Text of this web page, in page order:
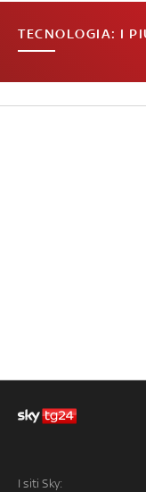
TECNOLOGIA: I
I siti Sky: